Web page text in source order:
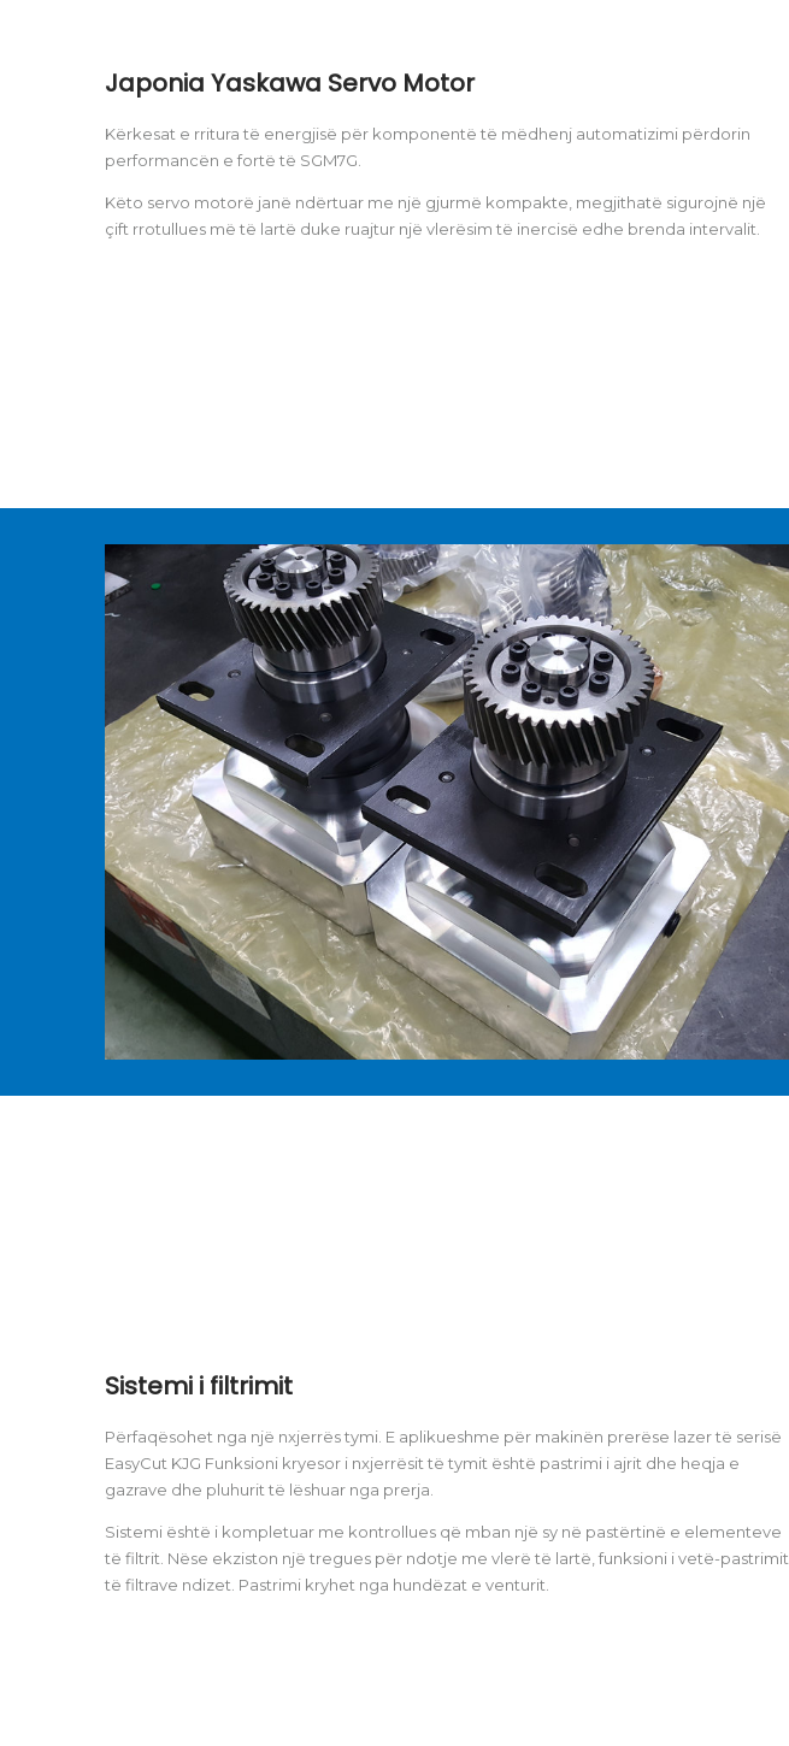
Japonia Yaskawa Servo Motor
Kërkesat e rritura të energjisë për komponentë të mëdhenj automatizimi përdorin
performancën e fortë të SGM7G.
Këto servo motorë janë ndërtuar me një gjurmë kompakte, megjithatë sigurojnë një
çift rrotullues më të lartë duke ruajtur një vlerësim të inercisë edhe brenda intervalit.
Sistemi i filtrimit
Përfaqësohet nga një nxjerrës tymi. E aplikueshme për makinën prerëse lazer të serisë
EasyCut KJG Funksioni kryesor i nxjerrësit të tymit është pastrimi i ajrit dhe heqja e
gazrave dhe pluhurit të lëshuar nga prerja.
Sistemi është i kompletuar me kontrollues që mban një sy në pastërtinë e elementeve
të filtrit. Nëse ekziston një tregues për ndotje me vlerë të lartë, funksioni i vetë-pastrimit
të filtrave ndizet. Pastrimi kryhet nga hundëzat e venturit.